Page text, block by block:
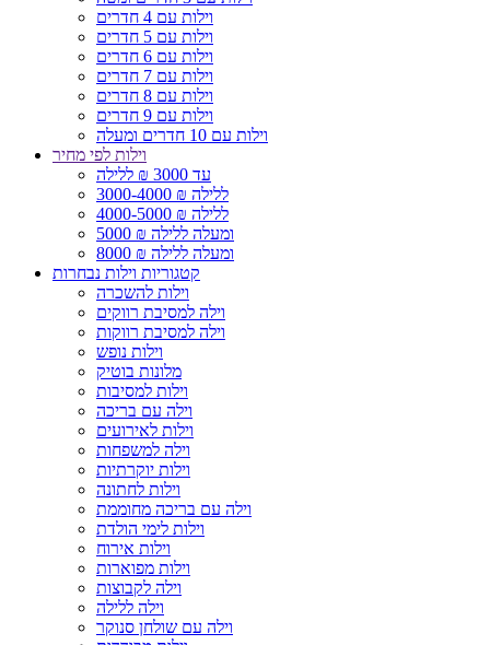
וילות עם 4 חדרים
וילות עם 5 חדרים
וילות עם 6 חדרים
וילות עם 7 חדרים
וילות עם 8 חדרים
וילות עם 9 חדרים
וילות עם 10 חדרים ומעלה
וילות לפי מחיר
עד 3000 ₪ ללילה
3000-4000 ₪ ללילה
4000-5000 ₪ ללילה
5000 ₪ ומעלה ללילה
8000 ₪ ומעלה ללילה
קטגוריות וילות נבחרות
וילות להשכרה
וילה למסיבת רווקים
וילה למסיבת רווקות
וילות נופש
מלונות בוטיק
וילות למסיבות
וילה עם בריכה
וילות לאירועים
וילה למשפחות
וילות יוקרתיות
וילות לחתונה
וילה עם בריכה מחוממת
וילות לימי הולדת
וילות אירוח
וילות מפוארות
וילה לקבוצות
וילה ללילה
וילה עם שולחן סנוקר